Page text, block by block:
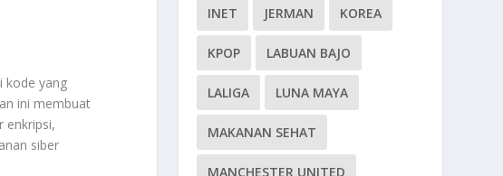
kode yang
ini membuat
enkripsi,
siber
INET JERMAN KOREA
KPOP LABUAN BAJO
LALIGA LUNA MAYA
MAKANAN SEHAT
MANCHESTER UNITED